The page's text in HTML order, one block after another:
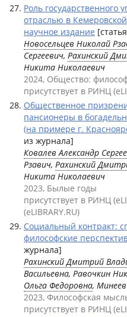
Роль государственного
отраслью в
научное издание
Новосельцев Николай
Сергеевич, Рахинский
Никита Николаевич
2024, Общество:
присутствует в РИНЦ
Общественное
пансионеры в
(на примере г.
из журнала]
Ковалев Александр
Рзавич, Рахинский
Никита Николаевич
2023, Былые годы
присутствует в РИНЦ
(eLIBRARY.RU)
Социальный контракт:
философские
журнала]
Рахинский Дмитрий
Васильевна, Равочкин
Ольга Федоровна,
2023, Философская
присутствует в РИНЦ